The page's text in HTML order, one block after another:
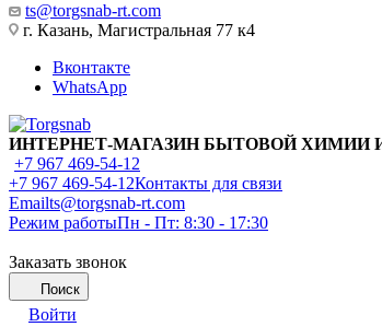
ts@torgsnab-rt.com
г. Казань, Магистральная 77 к4
Вконтакте
WhatsApp
ИНТЕРНЕТ-МАГАЗИН БЫТОВОЙ
+7 967 469-54-12
+7 967 469-54-12Контакты для связи
Emailts@torgsnab-rt.com
Режим работыПн - Пт: 8:30 - 17:30
Заказать звонок
Поиск
Войти